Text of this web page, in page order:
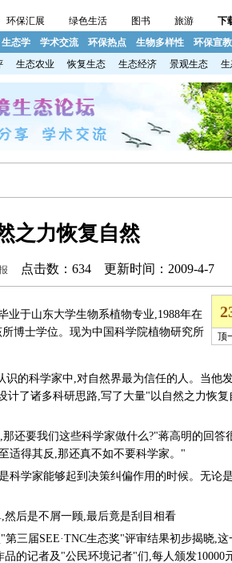
环保汇展 绿色生活 图书 旅游 下
生态学 学术交流 环保热点 生物多样性 环保宣教
生态农业 恢复生态 生态经济 景观生态
之力恢复自然
点击数： 634 更新时间：2009-4-7
于山东大学生物系植物专业,1988年在
博士学位。现为中国科学院植物研究所
的科学家中,对自然界最为信任的人。当他
计了诸多科研思路,写了大量"以自然之力恢复
还要我们这些科学家做什么?"蒋高明的回答
适得其反,那还真不如不要科学家。"
科学家能够起到决策纠偏作用的时候。无论
后是不屑一顾,最后竟是刮目相看
三届SEE·TNC生态奖"评审结果初步揭晓,这
的记者及"公民环境记者"们,每人颁发10000